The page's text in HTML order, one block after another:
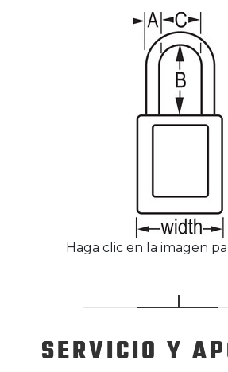
Haga clic en la imagen
SERVICIO Y